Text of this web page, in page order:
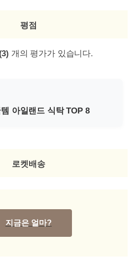
평점
개의 평가가 있습니다.
아일랜드 식탁 TOP 8
로켓배송
지금은 얼마?